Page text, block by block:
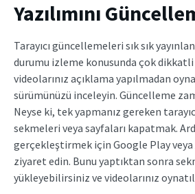
Yazılımını
Tarayıcı güncellemeleri sık sık
durumu izleme konusunda çok
videolarınız açıklama yapılmadan
sürümünüzü inceleyin. Güncelleme
Neyse ki, tek yapmanız gereken
sekmeleri veya sayfaları kapatmak.
gerçekleştirmek için Google Play
ziyaret edin. Bunu yaptıktan sonra
yükleyebilirsiniz ve videolarınız